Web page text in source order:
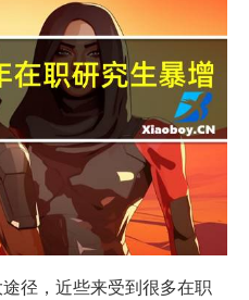
径，近些来受到很多在职